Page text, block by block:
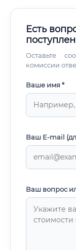
Есть
Оставьте
комиссии
Ваше имя *
Ваш E-mail
Ваш вопрос